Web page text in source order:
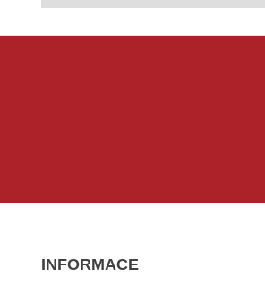
INFORMACE